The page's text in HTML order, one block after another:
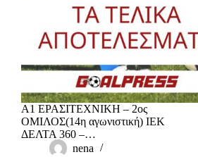
Α1 ΕΡΑΣΙΤΕΧΝΙΚΗ – 2ος
ΟΜΙΛΟΣ(14η αγωνιστική) ΙΕΚ
ΔΕΛΤΑ 360 –…
nena